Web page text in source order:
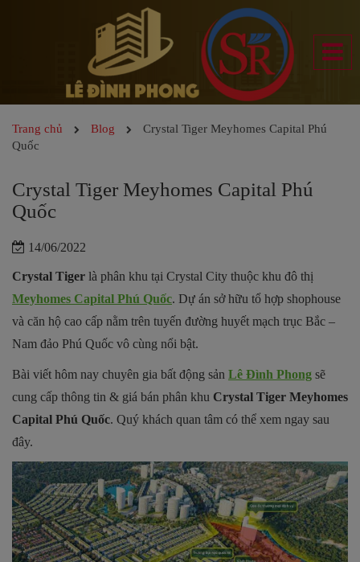
Trang chủ Blog
Crystal Tiger Meyhomes Capital Phú
Quốc
Crystal Tiger Meyhomes Capital Phú
Quốc
14/06/2022
Crystal Tiger là phân khu tại Crystal City thuộc khu đô thị
Meyhomes Capital Phú Quốc. Dự án sở hữu tổ hợp shophouse
và căn hộ cao cấp nằm trên tuyến đường huyết mạch trục Bắc –
Nam đảo Phú Quốc vô cùng nổi bật.
Bài viết hôm nay chuyên gia bất động sản Lê Đình Phong sẽ
cung cấp thông tin & giá bán phân khu Crystal Tiger Meyhomes
Capital Phú Quốc. Quý khách quan tâm có thể xem ngay sau
đây.